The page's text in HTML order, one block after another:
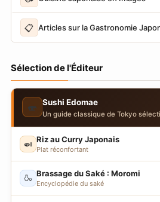
📋 Articles sur la Gastronomie
Sélection de l'Éditeur
🍣 Sushi Edomae
Un guide classique de Tokyo
🍛 Riz au Curry Japonais
Plat réconfortant
🍶 Brassage du Saké : Moromi
Encyclopédie du saké